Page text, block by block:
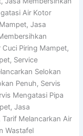
Air Kotor
Jasa
Piring Mampet,
Service
Selokan
Penuh, Servis
Mengatasi Pipa
Jasa
Melancarkan Air
Wastafel